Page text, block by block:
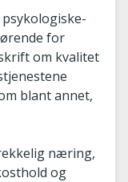
for
om kvalitet
blant annet,
næring,
og